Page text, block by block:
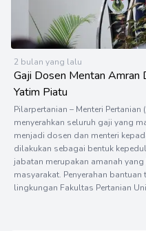
2 bulan yang lalu
Gaji Dosen Mentan Amran
Yatim Piatu
Pilarpertanian – Menteri
menyerahkan seluruh gaji yang
menjadi dosen dan menteri
dilakukan sebagai bentuk
jabatan merupakan amanah
masyarakat. Penyerahan
lingkungan Fakultas Pertanian